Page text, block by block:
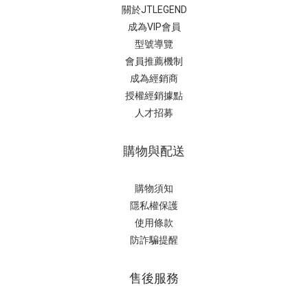
關於JTLEGEND
成為VIP會員
型號導覽
會員推薦機制
成為經銷商
授權經銷據點
人才招募
購物與配送
購物須知
隱私權保護
使用條款
防詐騙提醒
售後服務